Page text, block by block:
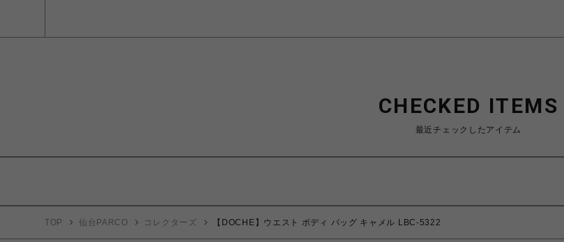
CHECKED ITEMS
最近チェックしたアイテム
TOP 仙台PARCO コレクターズ 【DOCHE】ウエスト ボディ バッグ キャメル LBC-5322